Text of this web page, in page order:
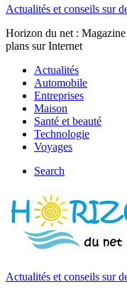
Actualités et conseils sur
Horizon du net :
plans sur Internet
Actualités
Automobile
Entreprises
Maison
Santé et beauté
Technologie
Voyages
Search
Actualités et conseils sur